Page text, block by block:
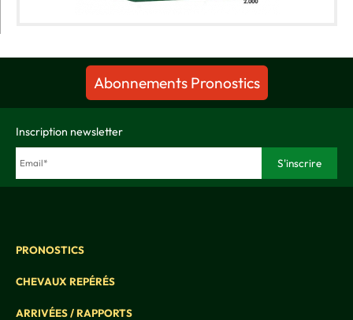
Abonnements Pronostics
Inscription newsletter
PRONOSTICS
CHEVAUX REPÉRÉS
ARRIVÉES / RAPPORTS